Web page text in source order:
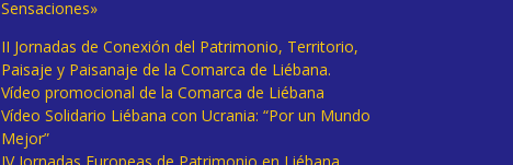
Sensaciones»
II Jornadas de Conexión del Patrimonio, Territorio,
Paisaje y Paisanaje de la Comarca de Liébana.
Vídeo promocional de la Comarca de Liébana
Vídeo Solidario Liébana con Ucrania: “Por un Mundo
Mejor”